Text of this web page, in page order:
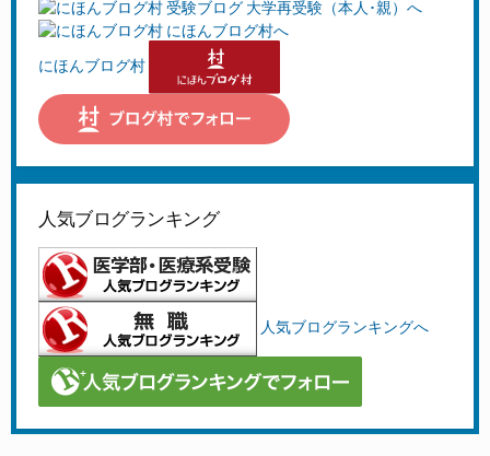
にほんブログ村
人気ブログランキング
人気ブログランキングへ